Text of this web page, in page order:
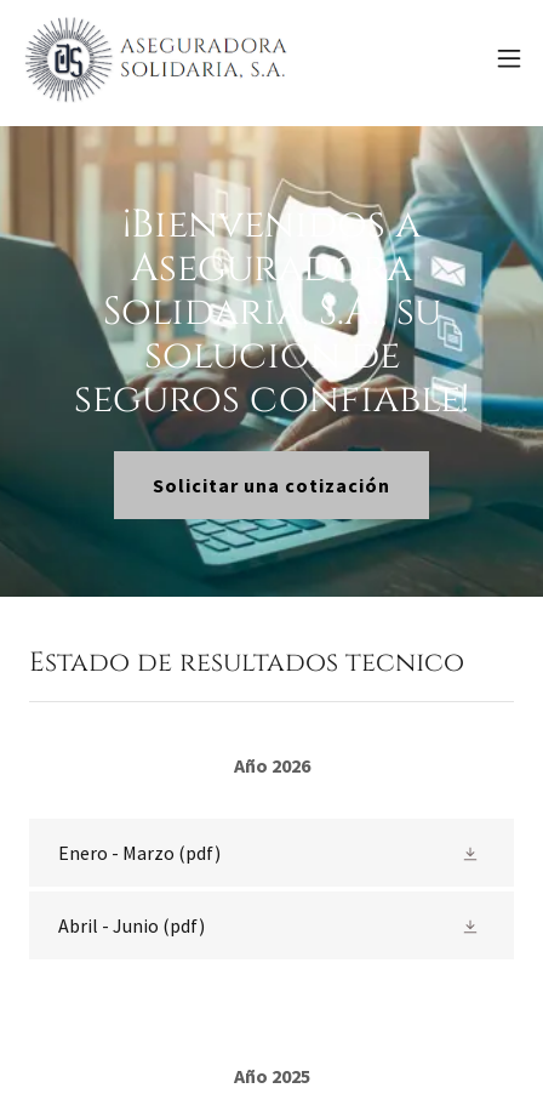
¡Bienvenidos a
Aseguradora
Solidaria, S.A., su
solución de
seguros confiable!
Solicitar una cotización
Estado de resultados tecnico
Año 2026
Enero - Marzo (pdf)
Abril - Junio (pdf)
Año 2025